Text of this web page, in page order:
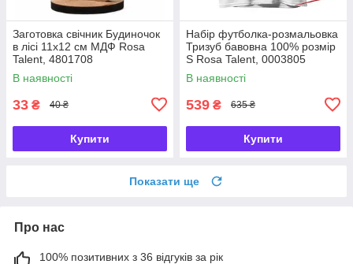
Заготовка свічник Будиночок
в лісі 11х12 см МДФ Rosa
Talent, 4801708
В наявності
33 ₴ 40 ₴
Купити
Набір футболка-розмальовка
Тризуб бавовна 100% розмір
S Rosa Talent, 0003805
В наявності
539 ₴ 635 ₴
Купити
Показати ще
Про нас
100% позитивних з 36 відгуків за рік